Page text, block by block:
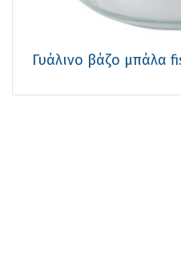
Γυάλινo βάζo μπάλα